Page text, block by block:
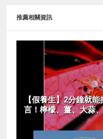
推薦相關資訊
【假養生】2分鐘就
言！檸檬、薑、大蒜